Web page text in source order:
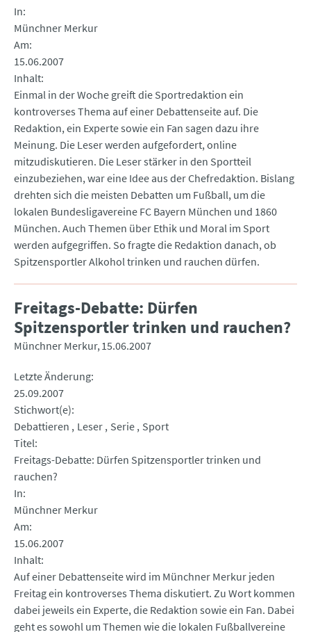
In
Münchner Merkur
Am
15.06.2007
Inhalt
Einmal in der Woche greift die Sportredaktion ein
kontroverses Thema auf einer Debattenseite auf. Die
Redaktion, ein Experte sowie ein Fan sagen dazu ihre
Meinung. Die Leser werden aufgefordert, online
mitzudiskutieren. Die Leser stärker in den Sportteil
einzubeziehen, war eine Idee aus der Chefredaktion. Bislang
drehten sich die meisten Debatten um Fußball, um die
lokalen Bundesligavereine FC Bayern München und 1860
München. Auch Themen über Ethik und Moral im Sport
werden aufgegriffen. So fragte die Redaktion danach, ob
Spitzensportler Alkohol trinken und rauchen dürfen.
Freitags-Debatte: Dürfen
Spitzensportler trinken und rauchen?
Münchner Merkur 15.06.2007
Letzte Änderung
25.09.2007
Stichwort(e)
Debattieren
Leser Serie Sport
Titel
Freitags-Debatte: Dürfen Spitzensportler trinken und
rauchen?
In
Münchner Merkur
Am
15.06.2007
Inhalt
Auf einer Debattenseite wird im Münchner Merkur jeden
Freitag ein kontroverses Thema diskutiert. Zu Wort kommen
dabei jeweils ein Experte, die Redaktion sowie ein Fan. Dabei
geht es sowohl um Themen wie die lokalen Fußballvereine